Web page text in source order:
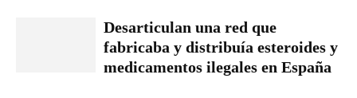
Desarticulan una red que
fabricaba y distribuía esteroides y
medicamentos ilegales en España